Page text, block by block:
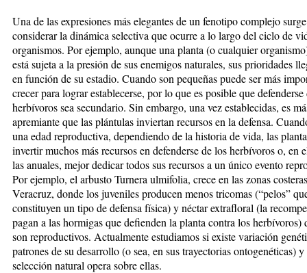
Una de las expresiones más elegantes de un fenotipo complejo
considerar la dinámica selectiva que ocurre a lo largo del ciclo de
organismos. Por ejemplo, aunque una planta (o cualquier
está sujeta a la presión de sus enemigos naturales, sus prioridades
en función de su estadio. Cuando son pequeñas puede ser más
crecer para lograr establecerse, por lo que es posible que defenderse
herbívoros sea secundario. Sin embargo, una vez establecidas, es
apremiante que las plántulas inviertan recursos en la defensa.
una edad reproductiva, dependiendo de la historia de vida, las
invertir muchos más recursos en defenderse de los herbívoros o, en
las anuales, mejor dedicar todos sus recursos a un único evento
Por ejemplo, el arbusto Turnera ulmifolia, crece en las zonas
Veracruz, donde los juveniles producen menos tricomas (“pelos”
constituyen un tipo de defensa física) y néctar extrafloral (la
pagan a las hormigas que defienden la planta contra los herbívoros)
son reproductivos. Actualmente estudiamos si existe variación
patrones de su desarrollo (o sea, en sus trayectorias ontogenéticas)
selección natural opera sobre ellas.